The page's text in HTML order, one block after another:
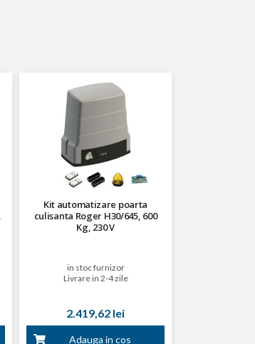
Kit automatizare poarta
culisanta Roger H30/645, 600
Kg, 230 V
in stoc furnizor
Livrare in 2-4 zile
2.419,62 lei
Adauga in cos